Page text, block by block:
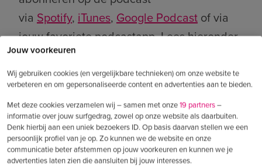
Jouw voorkeuren
Wij gebruiken cookies (en vergelijkbare technieken) om onze website te
verbeteren en om gepersonaliseerde content en advertenties aan te bieden.
Met deze cookies verzamelen wij – samen met onze19 partners–
informatie over jouw surfgedrag, zowel op onze website als daarbuiten.
Denk hierbij aan een uniek bezoekers ID. Op basis daarvan stellen we een
persoonlijk profiel van je op. Zo kunnen we de website en onze
communicatie beter afstemmen op jouw voorkeuren en kunnen we je
advertenties laten zien die aansluiten bij jouw interesses.
via Spotify, iTunes, Google Podcast of via
jouw favoriete podcastapp. Lees hieronder
hoe het abonneren op deze podcast werkt.